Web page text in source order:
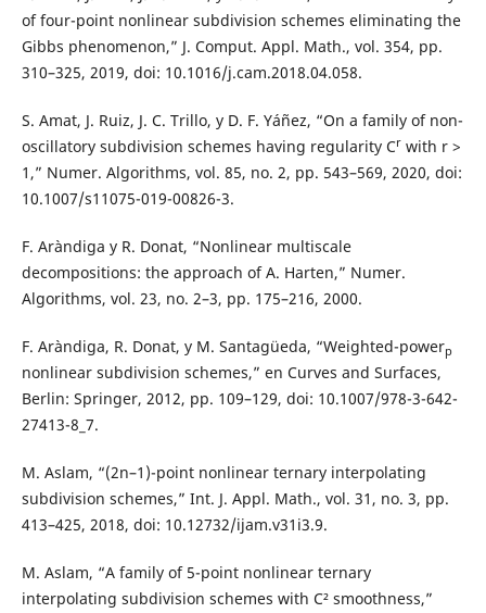
of four-point nonlinear subdivision schemes eliminating the
Gibbs phenomenon,” J. Comput. Appl. Math., vol. 354, pp.
310–325, 2019, doi: 10.1016/j.cam.2018.04.058.
S. Amat, J. Ruiz, J. C. Trillo, y D. F. Yáñez, “On a family of non-
oscillatory subdivision schemes having regularity Crwith r >
1,” Numer. Algorithms, vol. 85, no. 2, pp. 543–569, 2020, doi:
10.1007/s11075-019-00826-3.
F. Aràndiga y R. Donat, “Nonlinear multiscale
decompositions: the approach of A. Harten,” Numer.
Algorithms, vol. 23, no. 2–3, pp. 175–216, 2000.
F. Aràndiga, R. Donat, y M. Santagüeda, “Weighted-powerp
nonlinear subdivision schemes,” en Curves and Surfaces,
Berlin: Springer, 2012, pp. 109–129, doi: 10.1007/978-3-642-
27413-8_7.
M. Aslam, “(2n–1)-point nonlinear ternary interpolating
subdivision schemes,” Int. J. Appl. Math., vol. 31, no. 3, pp.
413–425, 2018, doi: 10.12732/ijam.v31i3.9.
M. Aslam, “A family of 5-point nonlinear ternary
interpolating subdivision schemes with C² smoothness,”